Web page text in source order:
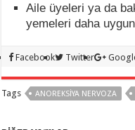
Aile üyeleri ya da
yemeleri daha
Facebook Twitter
Tags ANOREKSIYA NERVOZA